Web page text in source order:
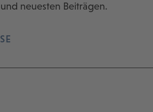
neuesten Beiträgen.